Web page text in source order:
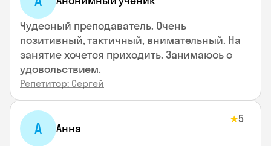
Чудесный преподаватель. Очень
позитивный, тактичный, внимательный. На
занятие хочется приходить. Занимаюсь с
удовольствием.
Репетитор: Сергей
А Анна
★5